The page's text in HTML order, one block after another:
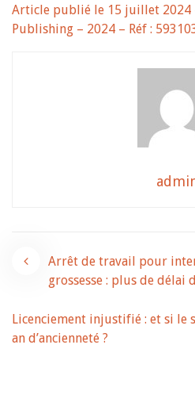
Article publié le 15 juillet 2024
Publishing – 2024 – Réf :
Navigation
de
l’article
Arrêt de travail pour
grossesse : plus de délai
Licenciement injustifié : et si le
an d’ancienneté ?